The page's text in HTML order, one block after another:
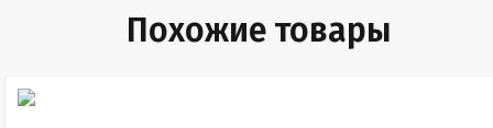
Похожие товары